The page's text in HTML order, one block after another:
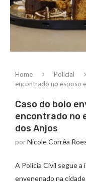
Home Policial
encontrado no esposo
Caso do bolo
encontrado no
dos Anjos
porNicole Corrêa
A Polícia Civil segue a
envenenado na